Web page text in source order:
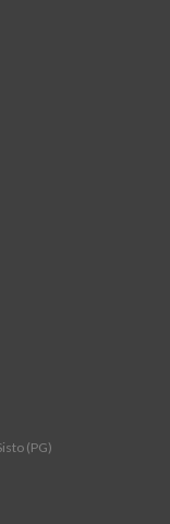
(PG)